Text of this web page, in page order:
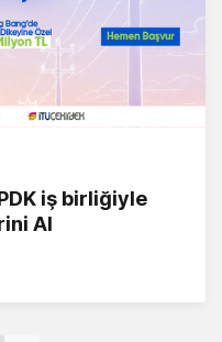
iş birliğiyle
Al